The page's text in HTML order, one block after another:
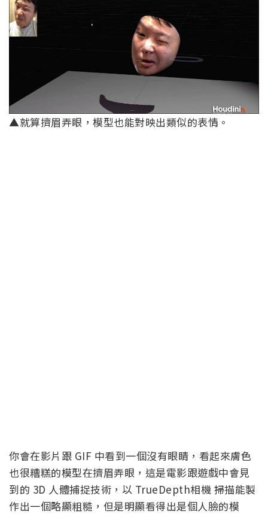
▲就算擠眉弄眼，模型也能對映出類似的表情。
你會在影片跟 GIF 中看到一個沒有眼睛，看起來膚色
也很糟糕的模型在擠眉弄眼，這是電影跟遊戲中會見
到的 3D 人體捕捉技術，以 TrueDepth相機 掃描能製
作出一個略顯粗糙，但是明顯看得出是個人臉的模